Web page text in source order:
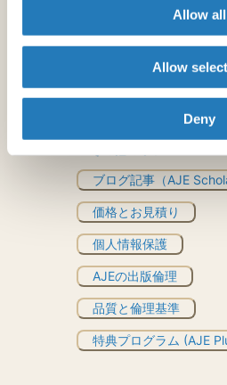
Allow all
Allow
Deny
文法チェッカー
とはお見積り
ブログ記事（AJE
価格とお見積り
個人情報保護
AJEの出版倫理
品質と倫理基準
特典プログラム (AJE